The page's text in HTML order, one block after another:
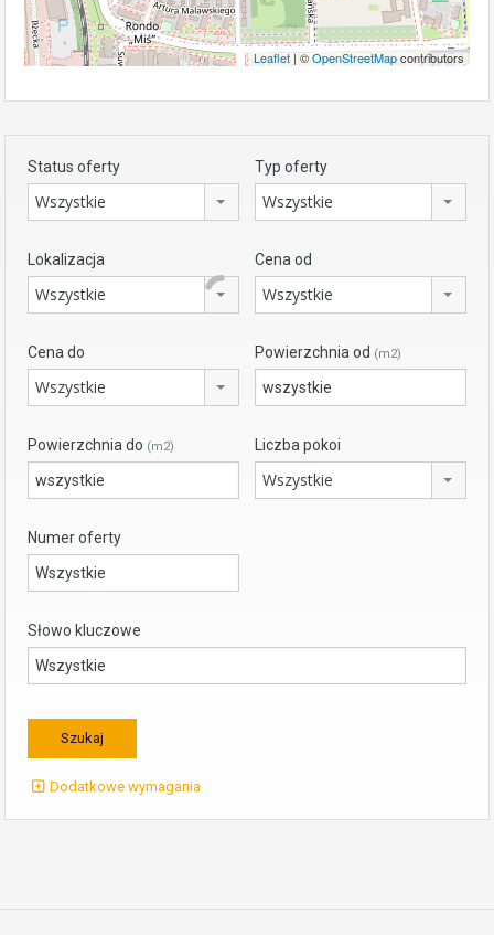
Leaflet| ©OpenStreetMapcontributors
Status oferty
Wszystkie
Typ oferty
Wszystkie
Lokalizacja
Wszystkie
Cena od
Wszystkie
Cena do
Wszystkie
Powierzchnia od (m2)
Powierzchnia do (m2) Liczba pokoi
Wszystkie
Numer oferty
Słowo kluczowe
Dodatkowe wymagania